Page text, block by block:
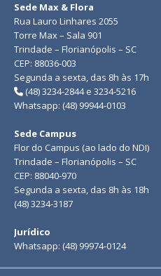
Sede Max & Flora
Rua Lauro Linhares 2055
Torre Max – Sala 901
Trindade – Florianópolis – SC
CEP: 88036-003
Segunda a sexta, das 8h às 17h
(48) 3234-2844 e 3234-5216
Whatsapp: (48) 99944-0103
Sede Campus
Flor do Campus (ao lado do NDI)
Trindade – Florianópolis – SC
CEP: 88040-970
Segunda a sexta, das 8h às 18h
(48) 3234-3187
Jurídico
Whatsapp: (48) 99974-0124